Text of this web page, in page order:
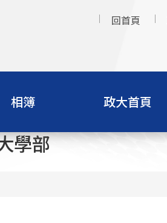
回首頁
相簿 政大首頁
學部